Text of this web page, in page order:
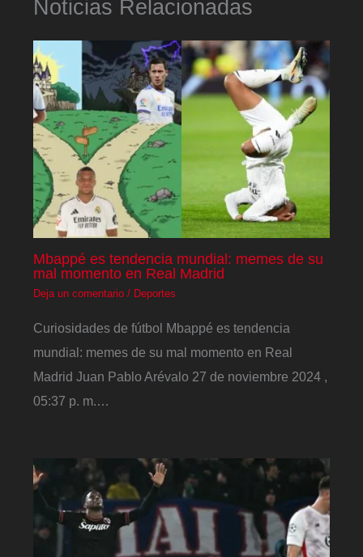
Noticias Relacionadas
Mbappé es tendencia mundial: memes de su
mal momento en Real Madrid
Deja un comentario / Deportes
Curiosidades de fútbol Mbappé es tendencia
mundial: memes de su mal momento en Real
Madrid Juan Pablo Arévalo 27 de noviembre 2024 ,
05:37 p. m.…